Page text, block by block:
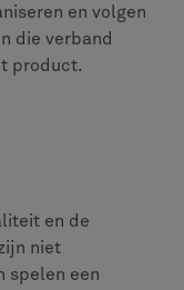
innovatie te
digitale
De
over de
is een
de moderne